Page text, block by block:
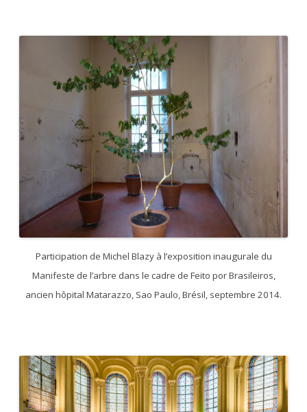
Participation de Michel Blazy à l’exposition inaugurale du
Manifeste de l’arbre dans le cadre de Feito por Brasileiros,
ancien hôpital Matarazzo, Sao Paulo, Brésil, septembre 2014.